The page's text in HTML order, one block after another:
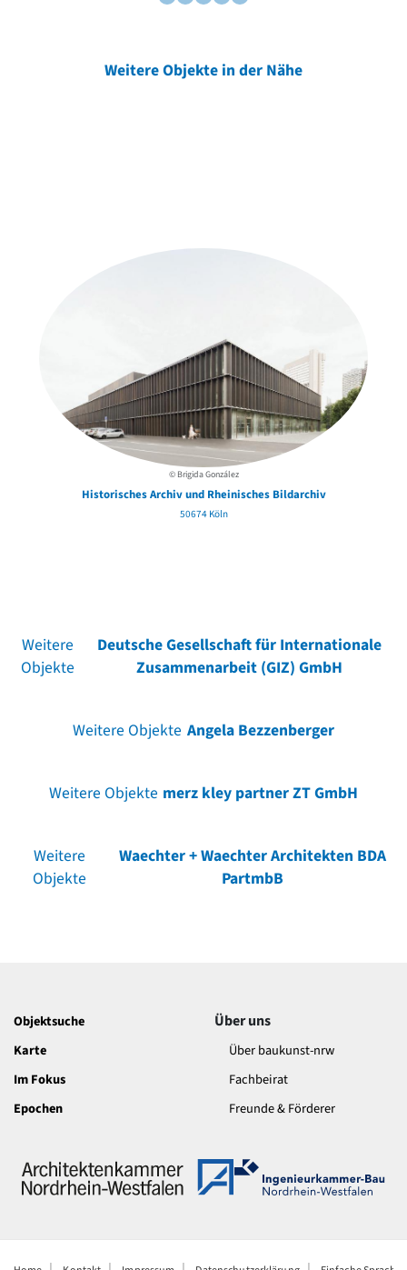
Weitere Objekte in der Nähe
© Brigida González
Historisches Archiv und Rheinisches Bildarchiv
50674 Köln
Weitere
Objekte
Deutsche Gesellschaft für Interna­tionale
Zusammenarbeit (GIZ) GmbH
Weitere Objekte Angela Bezzenberger
Weitere Objekte merz kley partner ZT GmbH
Weitere
Objekte
Waechter + Waechter Architekten BDA
PartmbB
Objektsuche
Karte
Im Fokus
Epochen
Über uns
Über baukunst-nrw
Fachbeirat
Freunde & Förderer